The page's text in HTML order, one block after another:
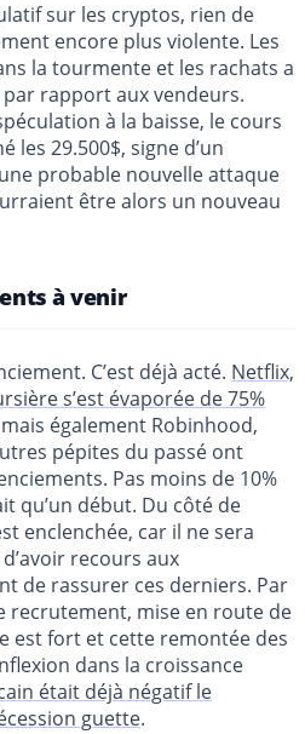
sur les cryptos, rien de
encore plus violente. Les
la tourmente et les rachats a
rapport aux vendeurs.
à la baisse, le cours
les 29.500$, signe d’un
probable nouvelle attaque
être alors un nouveau
à venir
C’est déjà acté. Netflix,
s’est évaporée de 75%
également Robinhood,
pépites du passé ont
Pas moins de 10%
qu’un début. Du côté de
enclenchée, car il ne sera
recours aux
de rassurer ces derniers. Par
recrutement, mise en route de
est fort et cette remontée des
dans la croissance
était déjà négatif le
guette.